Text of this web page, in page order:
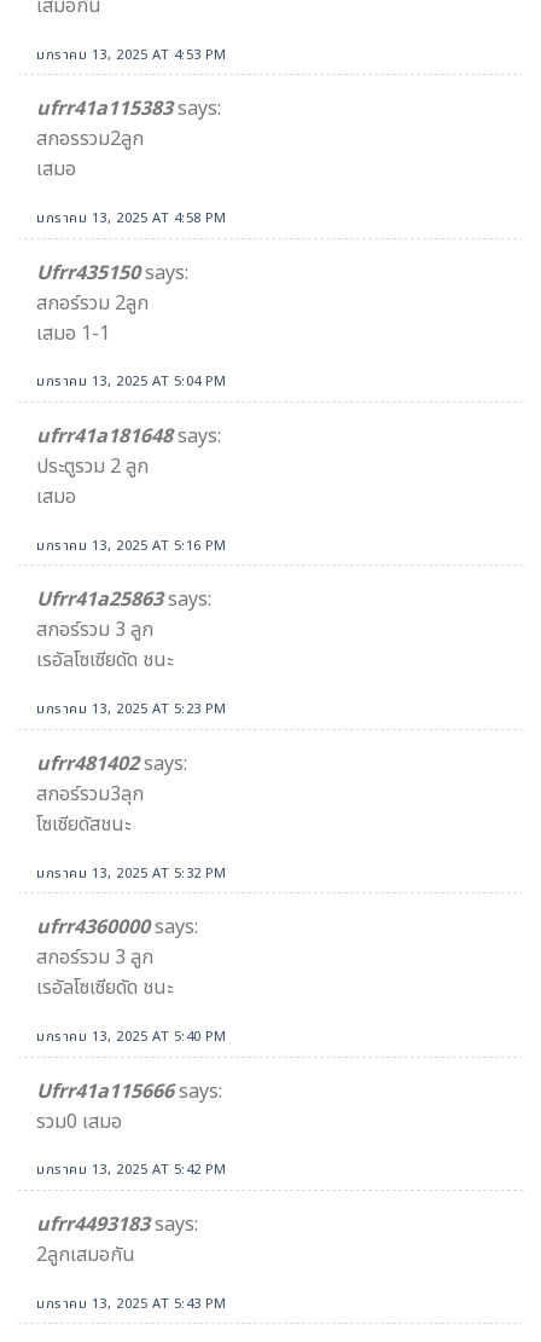
มกราคม 13, 2025 AT 4:53 PM
ufrr41a115383says:
สกอรรวม2ลูก
เสมอ
มกราคม 13, 2025 AT 4:58 PM
Ufrr435150says:
สกอร์รวม 2ลูก
เสมอ 1-1
มกราคม 13, 2025 AT 5:04 PM
ufrr41a181648says:
ประตูรวม 2 ลูก
เสมอ
มกราคม 13, 2025 AT 5:16 PM
Ufrr41a25863​says:
สกอร์รวม 3 ลูก
เรอัลโซเซียดัด ชนะ
มกราคม 13, 2025 AT 5:23 PM
ufrr481402says:
สกอร์รวม3ลุก
โซเซียดัสชนะ
มกราคม 13, 2025 AT 5:32 PM
ufrr4360000says:
สกอร์รวม 3 ลูก
เรอัลโซเซียดัด ชนะ
มกราคม 13, 2025 AT 5:40 PM
Ufrr41a115666says:
รวม0 เสมอ
มกราคม 13, 2025 AT 5:42 PM
ufrr4493183says:
2ลูกเสมอกัน
มกราคม 13, 2025 AT 5:43 PM